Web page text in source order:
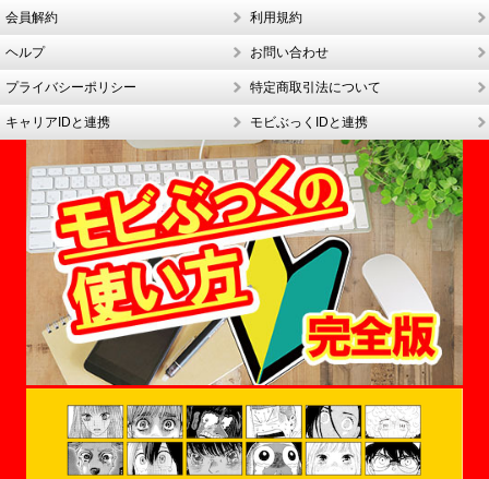
会員解約 利用規約
ヘルプ お問い合わせ
プライバシーポリシー 特定商取引法について
キャリアIDと連携 モビぶっくIDと連携